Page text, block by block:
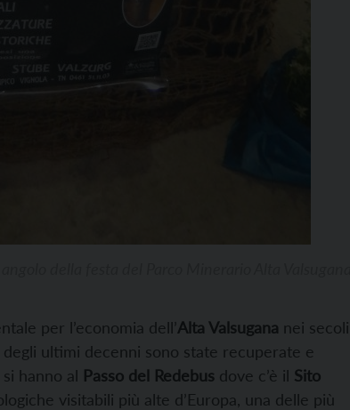
per l’economia dell’Alta Valsugana nei secoli
ultimi decenni sono state recuperate e
hanno al Passo del Redebus dove c’è il Sito
visitabili più alte d’Europa, una delle più